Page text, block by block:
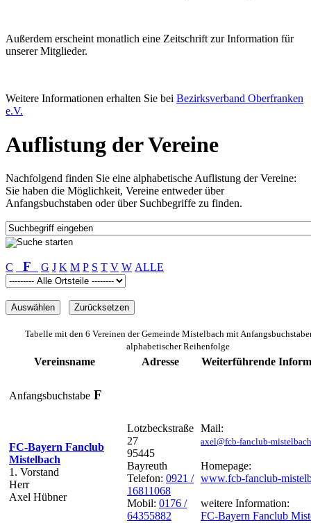
Außerdem erscheint monatlich eine Zeitschrift zur Information für
unserer Mitglieder.
Weitere Informationen erhalten Sie bei Bezirksverband Oberfranken
e.V.
Auflistung der Vereine
Nachfolgend finden Sie eine alphabetische Auflistung der Vereine:
Sie haben die Möglichkeit, Vereine entweder über
Anfangsbuchstaben oder über Suchbegriffe zu finden.
C F G J K M P S T V W ALLE
Tabelle mit den 6 Vereinen der Gemeinde Mistelbach mit
alphabetischer Reihenfolge
Vereinsname Adresse Weiterführende
Anfangsbuchstabe F
FC-Bayern Fanclub
Mistelbach
1. Vorstand
Herr
Axel Hübner
Lotzbeckstraße
27
95445
Bayreuth
Telefon: 0921 /
16811068
Mobil: 0176 /
64355882
Mail:
axel@fcb-fanclub-
Homepage:
www.fcb-fanclub-
weitere Information:
FC-Bayern Fanclub